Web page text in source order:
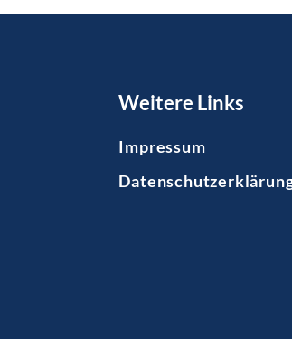
Weitere Links
Impressum